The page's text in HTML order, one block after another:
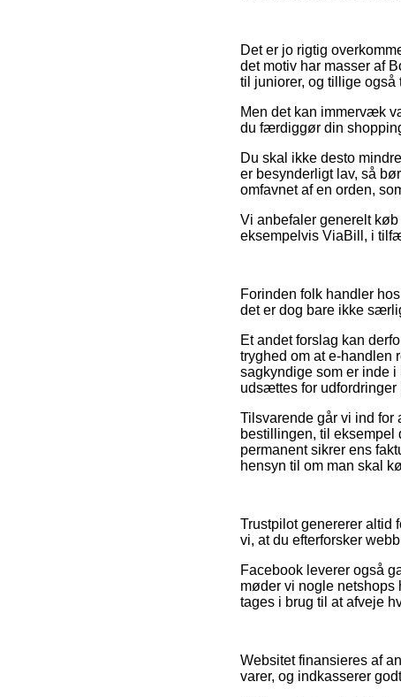
Det er jo rigtig
det motiv har masser af
til juniorer, og tillige også
Men det kan immervæk
du færdiggør din
Du skal ikke desto
er besynderligt lav, så
omfavnet af en orden,
Vi anbefaler generelt
eksempelvis ViaBill, i
Forinden folk handler
det er dog bare ikke
Et andet forslag kan
tryghed om at e-handlen
sagkyndige som er inde
udsættes for
Tilsvarende går vi ind for
bestillingen, til eksempel
permanent sikrer ens
hensyn til om man skal
Trustpilot genererer altid
vi, at du efterforsker
Facebook leverer også
møder vi nogle netshops
tages i brug til at afveje
Websitet finansieres af
varer, og indkasserer